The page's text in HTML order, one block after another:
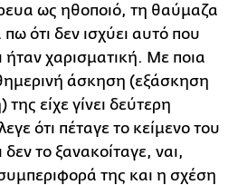
ως ηθοποιό, τη θαύμαζα
ότι δεν ισχύει αυτό που
ήταν χαρισματική. Με ποια
άσκηση (εξάσκηση
της είχε γίνει δεύτερη
ότι πέταγε το κείμενο του
το ξανακοίταγε, ναι,
της και η σχέση